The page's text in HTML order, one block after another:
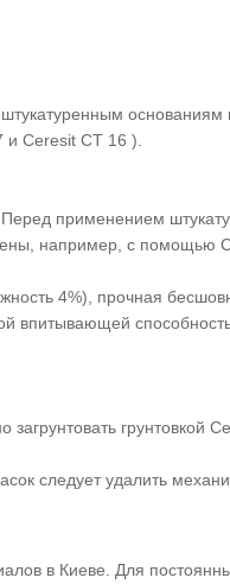
основаниям
и Ceresit CT 16 ).
применением
например, с помощью
4%), прочная
впитывающей
грунтовкой
следует удалить
в Киеве. Для